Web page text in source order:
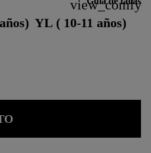
view_comfy
YL ( 10-11 años)